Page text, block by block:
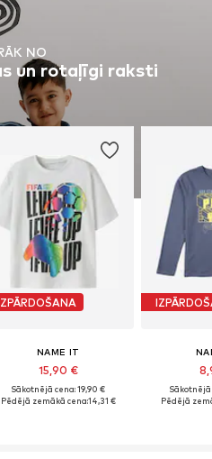
NO
un rotaļīgi raksti
NAME IT
15,90 €
Sākotnējā cena: 19,90 €
Pēdējā zemākā cena:14,31 €
Sākotnējā
Pēdējā